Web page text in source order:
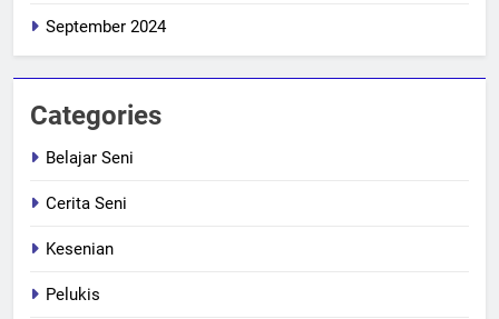
September 2024
Categories
Belajar Seni
Cerita Seni
Kesenian
Pelukis